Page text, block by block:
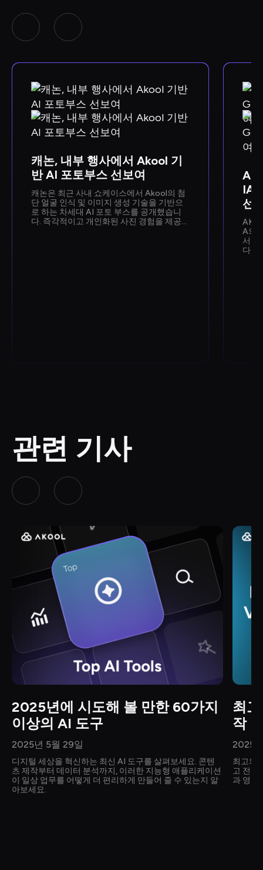
캐논, 내부 행사에서 Akool 기
반 AI 포토부스 선보여
캐논은 최근 사내 쇼케이스에서 Akool의 첨
단 얼굴 인식 및 이미지 생성 기술을 기반으
로 하는 차세대 AI 포토 부스를 공개했습니
다. 즉각적이고 개인화된 사진 경험을 제공하
IA
선
A의
서
다.
관련 기사
2025년에 시도해 볼 만한 60가지
이상의 AI 도구
2025년 5월 29일
디지털 세상을 혁신하는 최신 AI 도구를 살펴보세요. 콘텐
츠 제작부터 데이터 분석까지, 이러한 지능형 애플리케이션
이 일상 업무를 어떻게 더 편리하게 만들어 줄 수 있는지 알
아보세요.
최
작
2025
최고의
고 전문
과 영감